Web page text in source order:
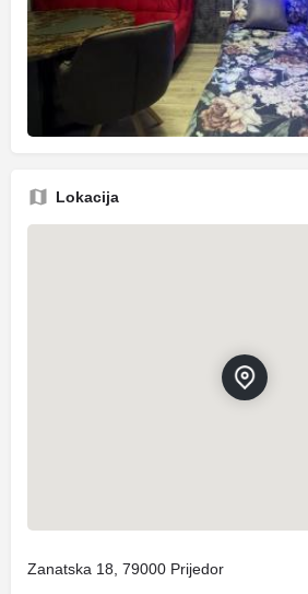
Lokacija
Zanatska 18, 79000 Prijedor